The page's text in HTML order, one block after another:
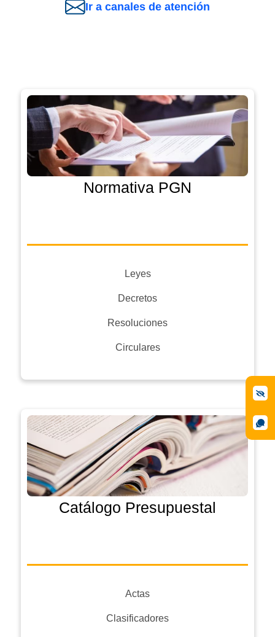
Ir a canales de atención
Normativa PGN
Leyes
Decretos
Resoluciones
Circulares
Catálogo Presupuestal
Actas
Clasificadores